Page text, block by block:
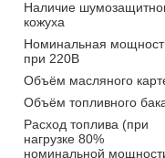
Наличие
кожуха
Номинальная
при 220В
Объём масляного
Объём топливного
Расход топлива (при
нагрузке 80%
номинальной